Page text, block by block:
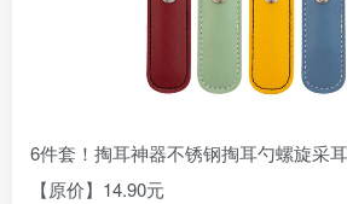
6件套！掏耳神器不锈钢掏耳勺螺旋采
【原价】14.90元